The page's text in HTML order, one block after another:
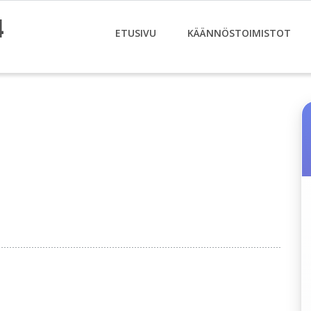
ETUSIVU KÄÄNNÖSTOIMISTOT